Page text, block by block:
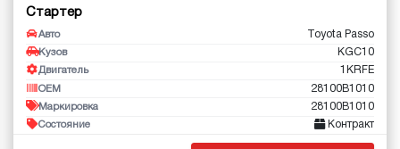
Стартер
Авто Toyota Passo
Кузов KGC10
Двигатель 1KRFE
OEM 28100B1010
Маркировка 28100B1010
Состояние Контракт